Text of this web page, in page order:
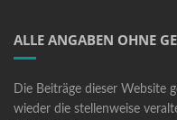
ALLE ANGABEN OHNE
Die Beiträge dieser Website
wieder die stellenweise